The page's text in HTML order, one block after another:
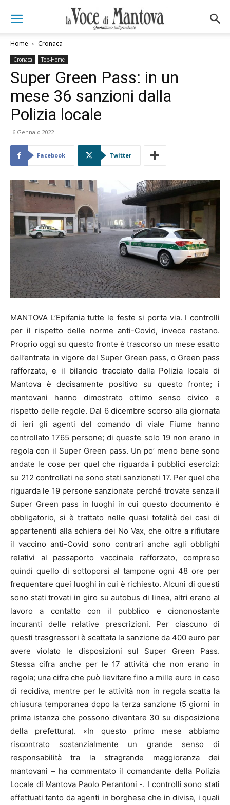
Home Cronaca
Cronaca Top-Home
Super Green Pass: in un
mese 36 sanzioni dalla
Polizia locale
6 Gennaio 2022
Facebook Twitter
MANTOVA L’Epifania tutte le feste si porta via. I controlli
per il rispetto delle norme anti-Covid, invece restano.
Proprio oggi su questo fronte è trascorso un mese esatto
dall’entrata in vigore del Super Green pass, o Green pass
rafforzato, e il bilancio tracciato dalla Polizia locale di
Mantova è decisamente positivo su questo fronte; i
mantovani hanno dimostrato ottimo senso civico e
rispetto delle regole. Dal 6 dicembre scorso alla giornata
di ieri gli agenti del comando di viale Fiume hanno
controllato 1765 persone; di queste solo 19 non erano in
regola con il Super Green pass. Un po’ meno bene sono
andate le cose per quel che riguarda i pubblici esercizi:
su 212 controllati ne sono stati sanzionati 17. Per quel che
riguarda le 19 persone sanzionate perché trovate senza il
Super Green pass in luoghi in cui questo documento è
obbligatorio, si è trattato nelle quasi totalità dei casi di
appartenenti alla schiera dei No Vax, che oltre a rifiutare
il vaccino anti-Covid sono contrari anche agli obblighi
relativi al passaporto vaccinale rafforzato, compreso
quindi quello di sottoporsi al tampone ogni 48 ore per
frequentare quei luoghi in cui è richiesto. Alcuni di questi
sono stati trovati in giro su autobus di linea, altri erano al
lavoro a contatto con il pubblico e ciononostante
incuranti delle relative prescrizioni. Per ciascuno di
questi trasgressori è scattata la sanzione da 400 euro per
avere violato le disposizioni sul Super Green Pass.
Stessa cifra anche per le 17 attività che non erano in
regola; una cifra che può lievitare fino a mille euro in caso
di recidiva, mentre per le attività non in regola scatta la
chiusura temporanea dopo la terza sanzione (5 giorni in
prima istanza che possono diventare 30 su disposizione
della prefettura). «In questo primo mese abbiamo
riscontrato sostanzialmente un grande senso di
responsabilità tra la stragrande maggioranza dei
mantovani – ha commentato il comandante della Polizia
Locale di Mantova Paolo Perantoni -. I controlli sono stati
effettuati tanto da agenti in borghese che in divisa, i quali